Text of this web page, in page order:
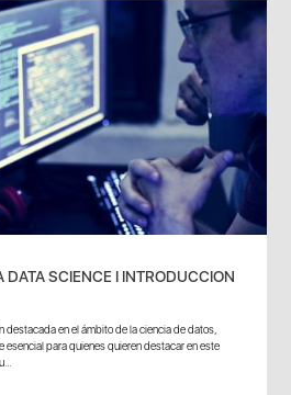
DATA SCIENCE I INTRODUCCION
destacada en el ámbito de la ciencia de datos,
esencial para quienes quieren destacar en este